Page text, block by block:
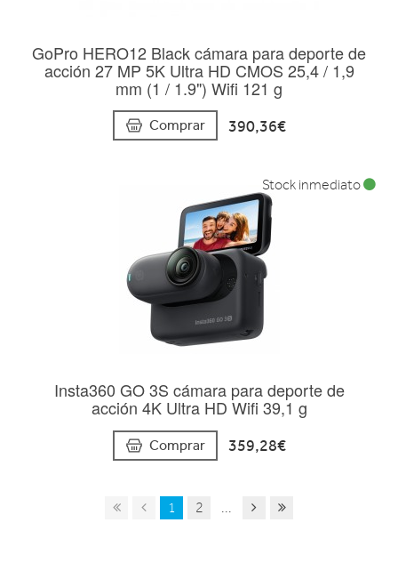
GoPro HERO12 Black cámara para deporte de
acción 27 MP 5K Ultra HD CMOS 25,4 / 1,9
mm (1 / 1.9") Wifi 121 g
Comprar 390,36€
Insta360 GO 3S cámara para deporte de
acción 4K Ultra HD Wifi 39,1 g
Comprar 359,28€
Stock inmediato
1 2 ...